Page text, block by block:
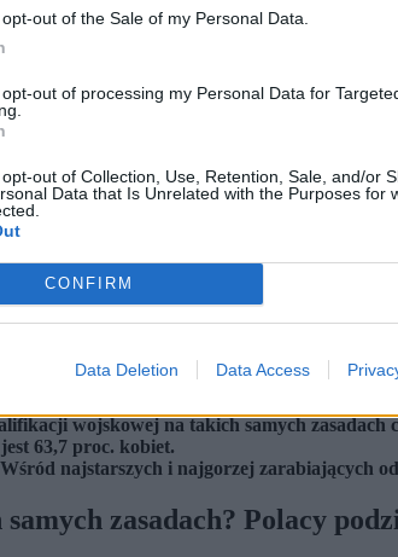
out of the Sale of my Personal Data.
out of processing my Personal Data for
out of Collection, Use, Retention, Sale, and/or
Data that Is Unrelated with the Purposes for
CONFIRM
Data Deletion Data Access
Mateusz Kotowicz REPORTER)
wojskowej na takich samych zasadach
63,7 proc. kobiet.
najstarszych i najgorzej zarabiających
zasadach? Polacy